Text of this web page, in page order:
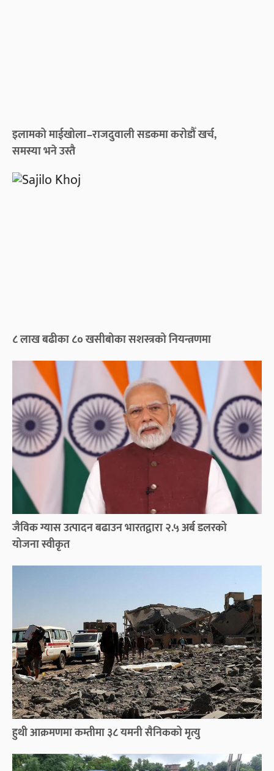
इलामको माईखोला–राजदुवाली सडकमा करोडौँ खर्च,
समस्या भने उस्तै
८ लाख बढीका ८० खसीबोका सशस्त्रको नियन्त्रणमा
जैविक ग्यास उत्पादन बढाउन भारतद्वारा २.५ अर्ब डलरको
योजना स्वीकृत
हुथी आक्रमणमा कम्तीमा ३८ यमनी सैनिकको मृत्यु